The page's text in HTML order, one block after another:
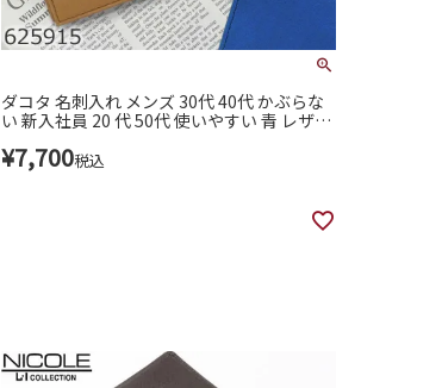
ダコタ 名刺入れ メンズ 30代 40代 かぶらな
い 新入社員 20 代 50代 使いやすい 青 レザー
a 625915
¥7,700税込